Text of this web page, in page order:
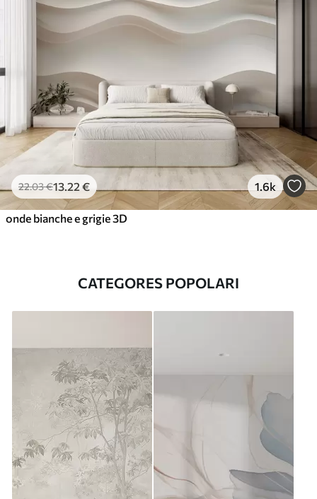
22.03€13 .22 € 1.6k
onde bianche e grigie 3D
CATEGORES POPOLARI